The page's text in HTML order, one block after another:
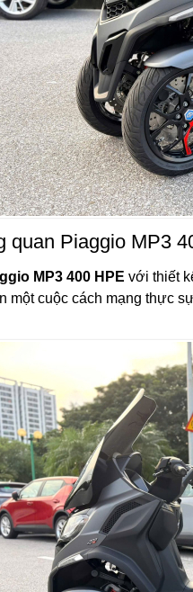
quan Piaggio MP3
MP3 400 HPE với thiết
một cuộc cách mạng thực